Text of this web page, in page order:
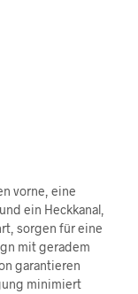
vorne, eine
ein Heckkanal,
sorgen für eine
mit geradem
garantieren
minimiert